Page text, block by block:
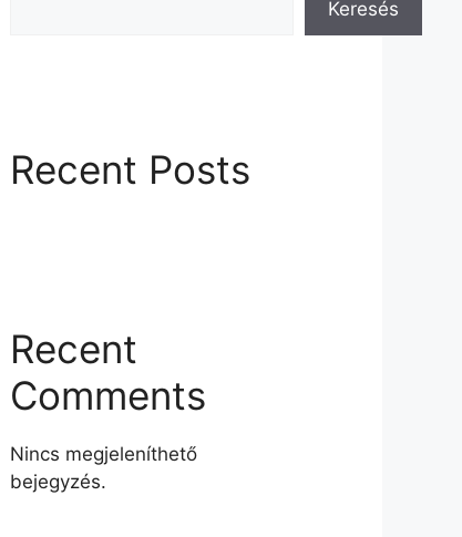
Keresés
Recent Posts
Recent
Comments
Nincs megjeleníthető
bejegyzés.